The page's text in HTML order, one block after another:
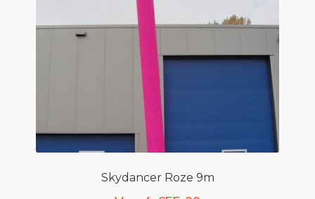
Skydancer Roze 9m